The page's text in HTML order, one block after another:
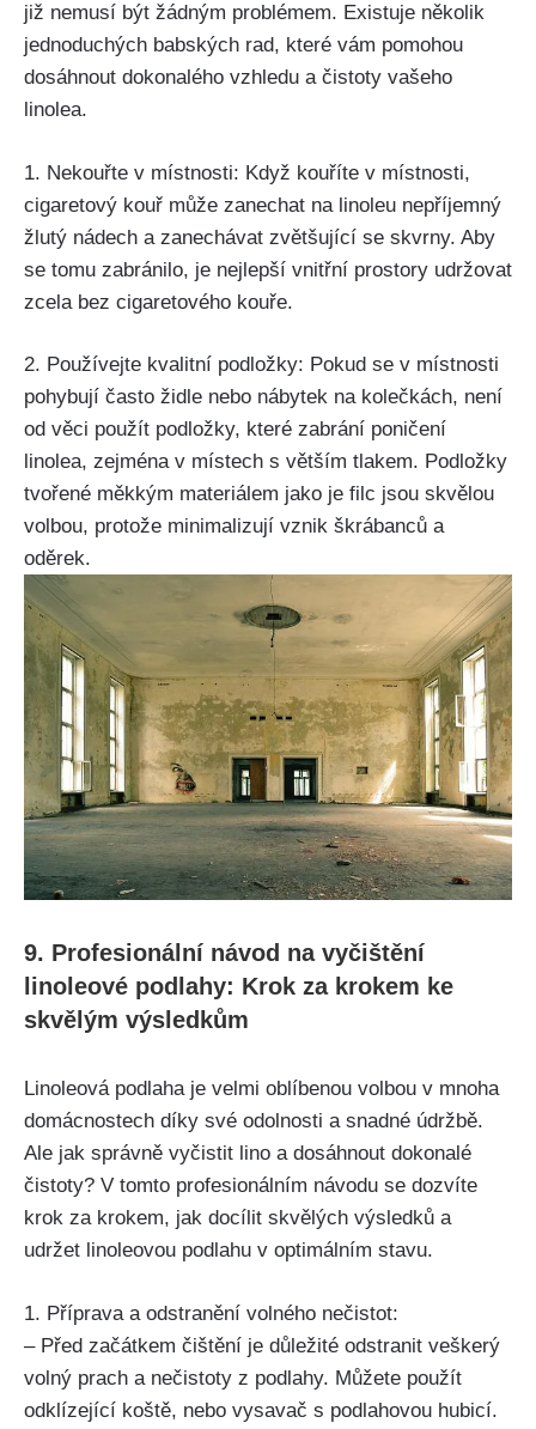
již nemusí být‌ žádným problémem. Existuje několik
jednoduchých babských rad, které vám pomohou
dosáhnout dokonalého vzhledu a čistoty vašeho
linolea.
1. Nekouřte v ⁤místnosti: Když kouříte v místnosti,
cigaretový ‍kouř může zanechat na linoleu nepříjemný
žlutý ‌nádech a zanechávat zvětšující se skvrny. Aby
se⁢ tomu zabránilo, je nejlepší vnitřní prostory udržovat
zcela bez cigaretového kouře.
2. Používejte kvalitní podložky: Pokud se v místnosti
pohybují často židle nebo nábytek na kolečkách, není
od věci použít podložky, které zabrání poničení
linolea, zejména v místech s větším tlakem. Podložky
tvořené měkkým materiálem jako je filc jsou skvělou
volbou, protože minimalizují vznik škrábanců ⁣a⁣
oděrek.
9. Profesionální návod na vyčištění
linoleové​ podlahy:‌ Krok za krokem ke
⁤skvělým výsledkům
Linoleová podlaha je velmi oblíbenou ‌volbou v⁤ mnoha
domácnostech ‌díky své odolnosti a snadné údržbě.
Ale jak správně vyčistit lino a dosáhnout ⁣dokonalé
čistoty? V tomto profesionálním návodu se dozvíte
krok ⁢za krokem, jak docílit skvělých výsledků a
udržet linoleovou podlahu v ‌optimálním stavu.
1. Příprava a odstranění volného nečistot:
– ⁣Před​ začátkem čištění je důležité odstranit veškerý
volný ⁣prach a nečistoty z podlahy. Můžete použít
odklízející‌ koště, nebo vysavač s podlahovou hubicí.